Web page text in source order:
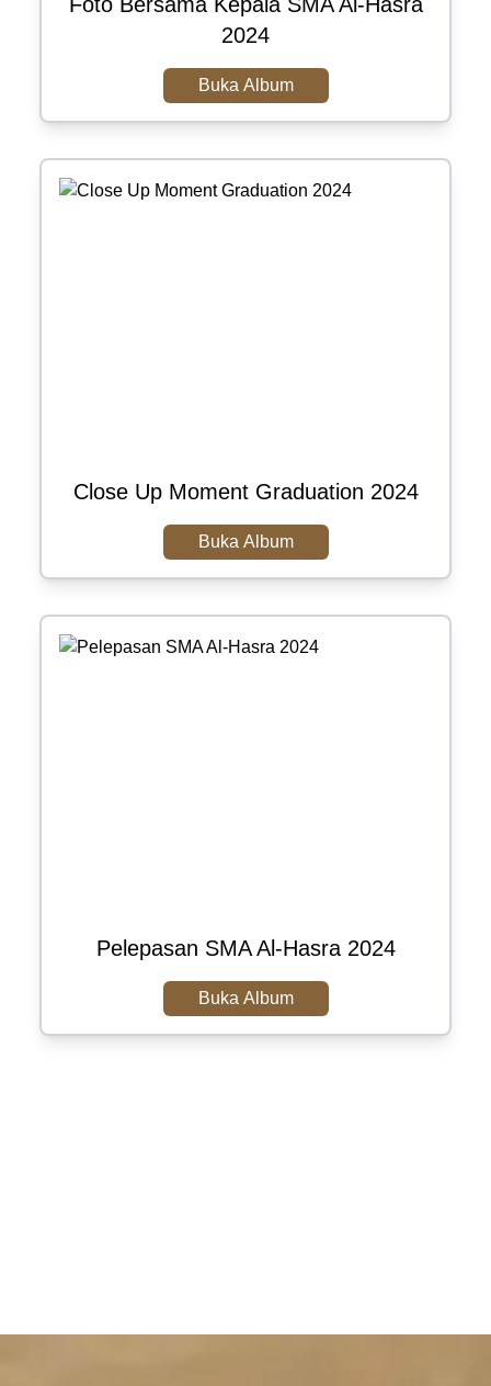
2024
Buka Album
Close Up Moment Graduation 2024
Buka Album
Pelepasan SMA Al-Hasra 2024
Buka Album